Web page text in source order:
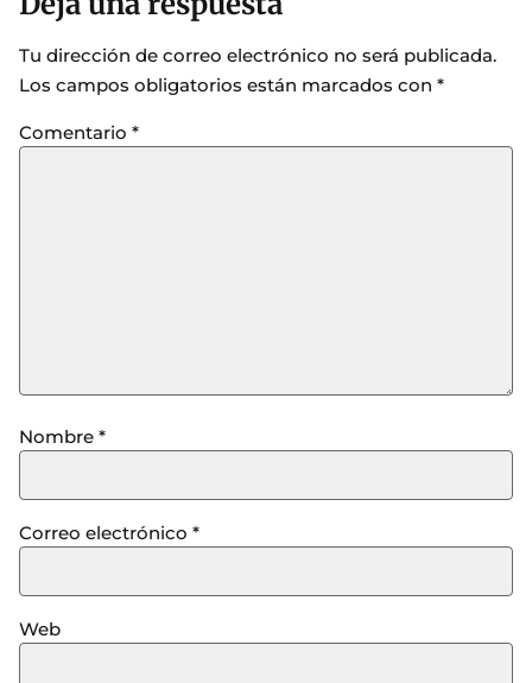
Tu dirección de correo electrónico no será publicada.
Los campos obligatorios están marcados con *
Comentario *
Nombre *
Correo electrónico *
Web